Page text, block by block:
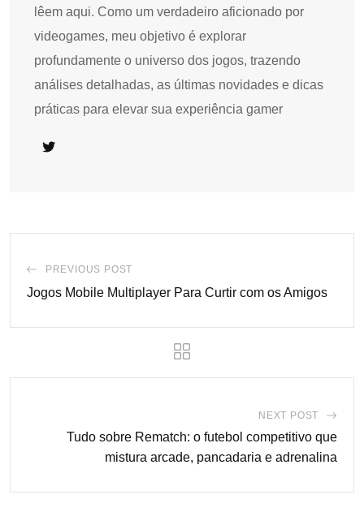
lêem aqui. Como um verdadeiro aficionado por
videogames, meu objetivo é explorar
profundamente o universo dos jogos, trazendo
análises detalhadas, as últimas novidades e dicas
práticas para elevar sua experiência gamer
PREVIOUS POST
Jogos Mobile Multiplayer Para Curtir com os Amigos
NEXT POST
Tudo sobre Rematch: o futebol competitivo que
mistura arcade, pancadaria e adrenalina